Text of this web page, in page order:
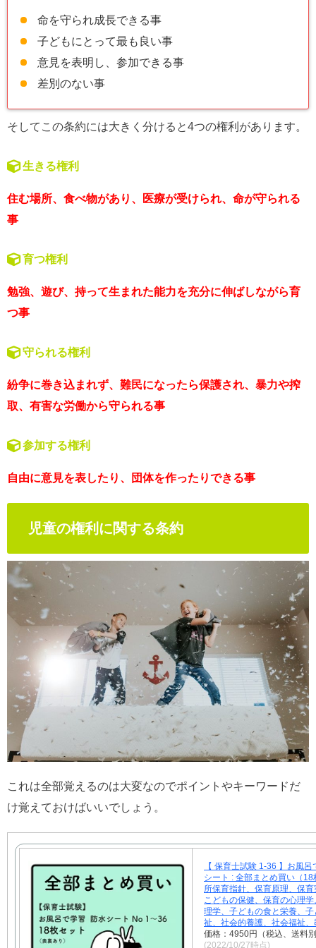
命を守られ成長できる事
子どもにとって最も良い事
意見を表明し、参加できる事
差別のない事
そしてこの条約には大きく分けると4つの権利があります。
生きる権利
住む場所、食べ物があり、医療が受けられ、命が守られる
事
育つ権利
勉強、遊び、持って生まれた能力を充分に伸ばしながら育
つ事
守られる権利
紛争に巻き込まれず、難民になったら保護され、暴力や搾
取、有害な労働から守られる事
参加する権利
自由に意見を表したり、団体を作ったりできる事
児童の権利に関する条約
これは全部覚えるのは大変なのでポイントやキーワードだ
け覚えておけばいいでしょう。
【 保育士試験 1-36 】お風
シート : 全部まとめ買い（
所保育指針、保育原理、保
こどもの保健、保育の心理
理学、子どもの食と栄養、
祉、社会的養護、社会福祉、
価格：4950円（税込、送料
(2022/10/27時点)